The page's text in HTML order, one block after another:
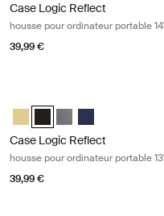
Case Logic Reflect
housse pour ordinateur portable
39,99 €
Case Logic Reflect 13"
Case Logic Reflect 13"
Case Logic Reflect
Case Logic
Case Logic Reflect
housse pour ordinateur portable
39,99 €